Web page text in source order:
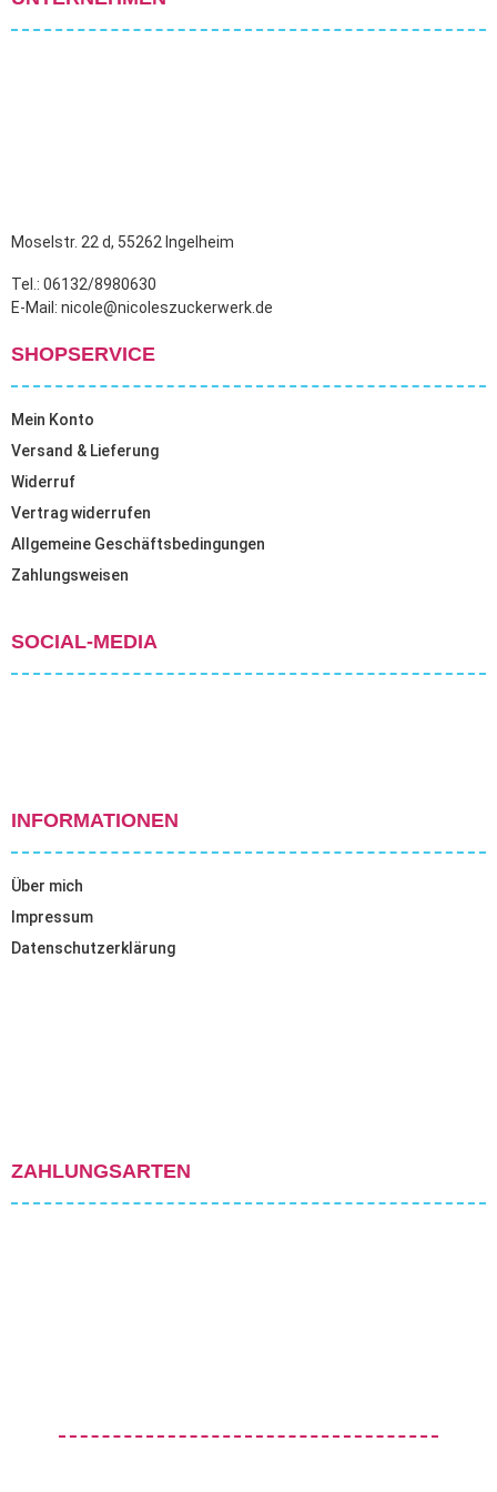
Moselstr. 22 d, 55262 Ingelheim
Tel.: 06132/8980630
E-Mail: nicole@nicoleszuckerwerk.de
SHOPSERVICE
Mein Konto
Versand & Lieferung
Widerruf
Vertrag widerrufen
Allgemeine Geschäftsbedingungen
Zahlungsweisen
SOCIAL-MEDIA
INFORMATIONEN
Über mich
Impressum
Datenschutzerklärung
ZAHLUNGSARTEN